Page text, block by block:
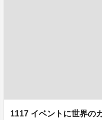
1117 イベントに世界の